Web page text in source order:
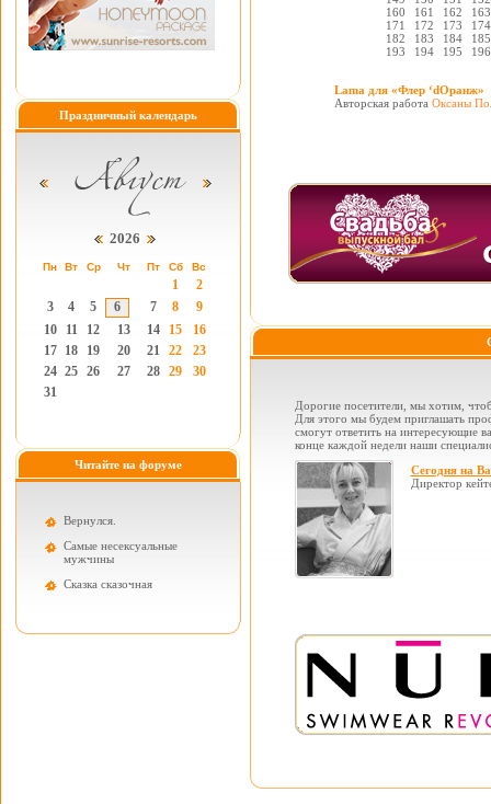
Праздничный календарь
2026
Пн Вт Ср Чт Пт Сб Вс
1
2
3
4 5 6 7 8
9
10
11 12 13 14 15
16
17
18 19 20 21 22
23
24 25 26 27 28 29
30
31
Читайте на форуме
Вернулся.
Самые несексуальные
мужчины
Cказка сказочная
160
161 162
163
171
172 173
174
182
183 184
185
193
194 195 196
Lama для «Флер ‘dОранж»
Авторская работа Оксаны
Дорогие посетители, мы хотим,
Для этого мы будем приглашать
смогут ответить на интересующие
конце каждой недели наши
Сегодня на
Директор